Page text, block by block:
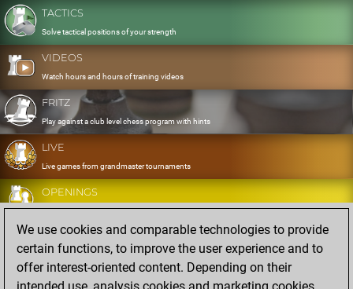
TACTICS
Solve tactical positions of your strength
VIDEOS
Watch hours and hours of training videos
FRITZ
Play against a club level chess program with hints
LIVE
Live games from grandmaster tournaments
OPENINGS
Develop and exercise your openings
DATABASE
Eight million strong games
MYGAMES
We use cookies and comparable technologies to provide
certain functions, to improve the user experience and to
offer interest-oriented content. Depending on their